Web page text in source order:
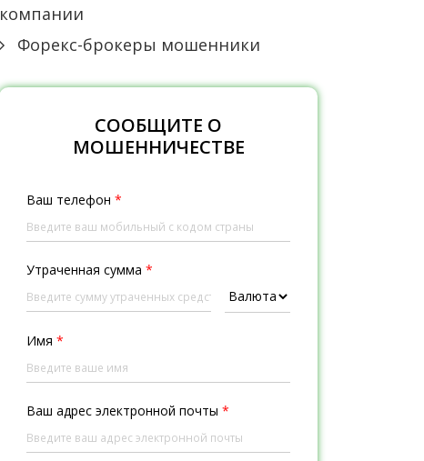
компании
Форекс-брокеры мошенники
СООБЩИТЕ О
МОШЕННИЧЕСТВЕ
Ваш телефон *
Утраченная сумма *
Имя *
Ваш адрес электронной почты *